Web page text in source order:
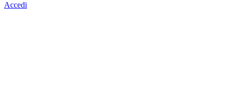
Accedi